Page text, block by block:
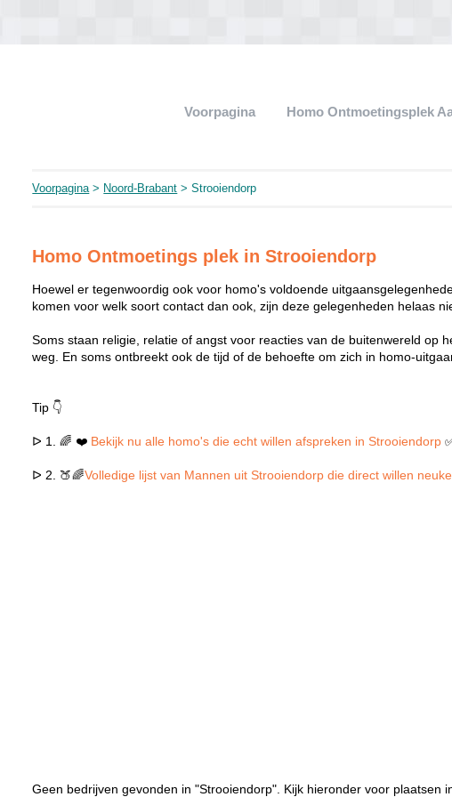
Voorpagina Homo Ontmoetingsplek
Voorpagina> Noord-Brabant > Strooiendorp
Homo Ontmoetings plek in Strooiendorp
Hoewel er tegenwoordig ook voor homo's voldoende
komen voor welk soort contact dan ook, zijn deze gelegenheden helaas
Soms staan religie, relatie of angst voor reacties van de buitenwereld op
weg. En soms ontbreekt ook de tijd of de behoefte om zich in homo-
Tip 👇
ᐅ 1. 🌈 ❤️ Bekijk nu alle homo's die echt willen afspreken in Strooiendorp
ᐅ 2. 🍑🌈Volledige lijst van Mannen uit Strooiendorp die direct willen
Geen bedrijven gevonden in "Strooiendorp". Kijk hieronder voor plaatsen